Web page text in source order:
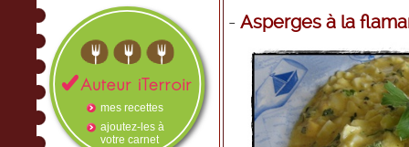
mes recettes
ajoutez-les à
votre carnet
- Asperges à la